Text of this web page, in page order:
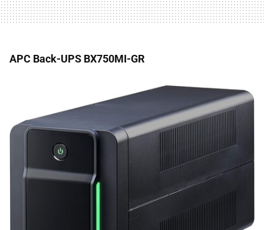
APC Back-UPS BX750MI-GR